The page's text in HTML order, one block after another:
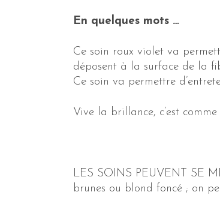
En quelques mots …
Ce soin roux violet va
déposent à la surface de la
Ce soin va permettre
Vive la brillance, c’est
LES SOINS PEUVENT SE
brunes ou blond foncé ; on